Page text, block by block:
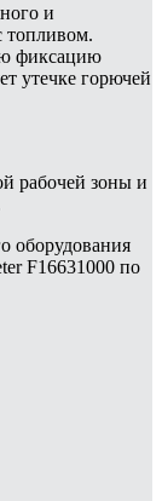
и
топливом.
фиксацию
утечке горючей
рабочей зоны и
оборудования
F16631000 по